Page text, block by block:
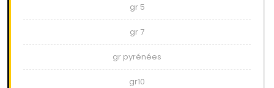
gr 5
gr 7
gr pyrénées
gr10